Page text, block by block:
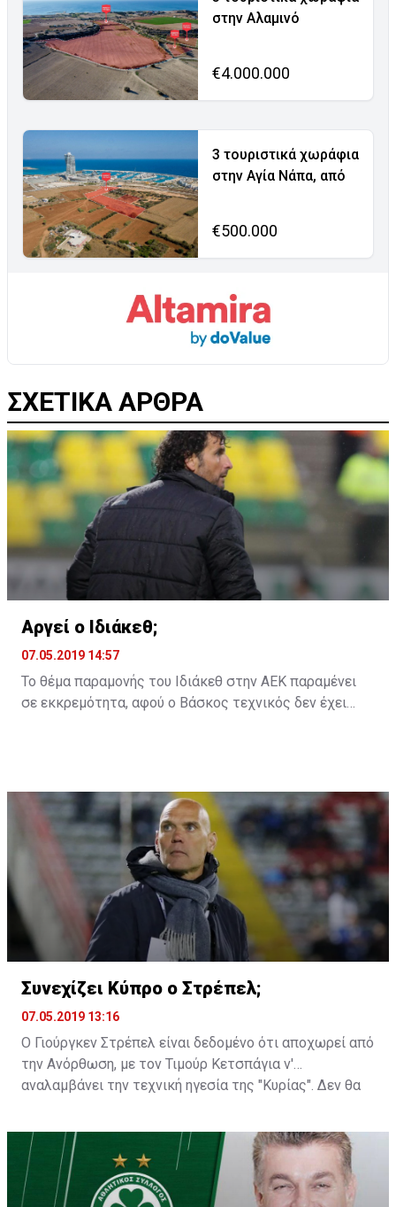
στην Αλαμινό
€4.000.000
3 τουριστικά χωράφια
στην Αγία Νάπα, από
€500.000
ΣΧΕΤΙΚΑ ΑΡΘΡΑ
Αργεί ο Ιδιάκεθ;
07.05.2019 14:57
Το θέμα παραμονής του Ιδιάκεθ στην ΑΕΚ παραμένει
σε εκκρεμότητα, αφού ο Βάσκος τεχνικός δεν έχει
Συνεχίζει Κύπρο ο Στρέπελ;
07.05.2019 13:16
Ο Γιούργκεν Στρέπελ είναι δεδομένο ότι αποχωρεί από
την Ανόρθωση, με τον Τιμούρ Κετσπάγια ν'
αναλαμβάνει την τεχνική ηγεσία της "Κυρίας". Δεν θα
προπονητή να παραμένει στην Κύπρο για κάποια άλλη
ομάδα...